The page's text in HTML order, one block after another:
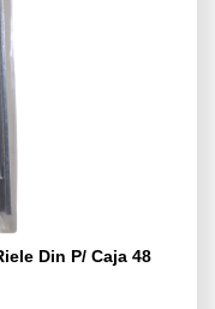
Din P/ Caja 48